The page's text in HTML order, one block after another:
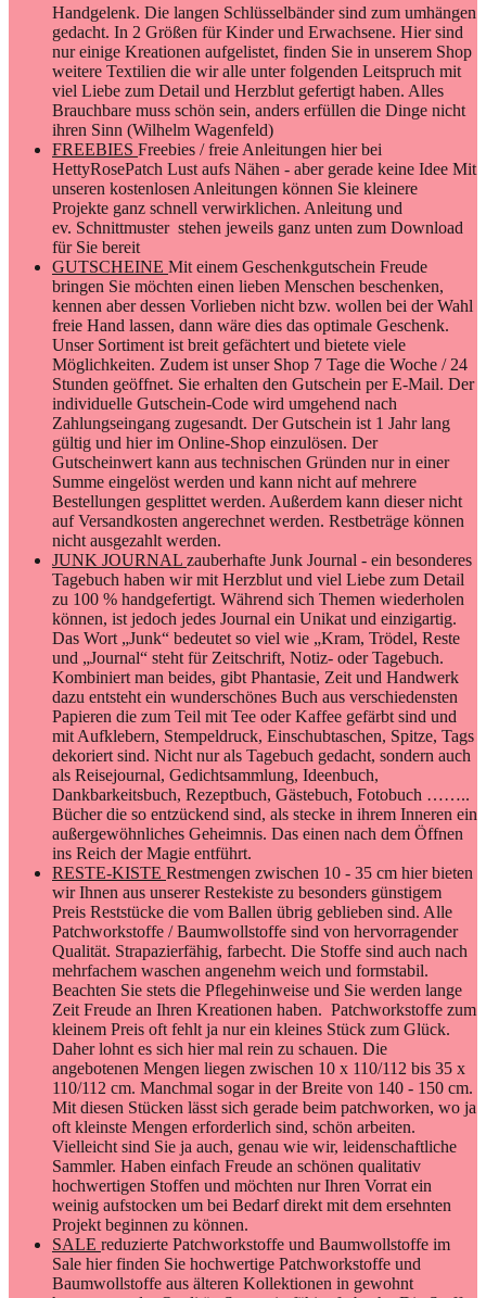
Handgelenk. Die langen Schlüsselbänder sind zum umhängen
gedacht. In 2 Größen für Kinder und Erwachsene. Hier sind
nur einige Kreationen aufgelistet, finden Sie in unserem Shop
weitere Textilien die wir alle unter folgenden Leitspruch mit
viel Liebe zum Detail und Herzblut gefertigt haben. Alles
Brauchbare muss schön sein, anders erfüllen die Dinge nicht
ihren Sinn (Wilhelm Wagenfeld)
FREEBIES Freebies / freie Anleitungen hier bei
HettyRosePatch Lust aufs Nähen - aber gerade keine Idee Mit
unseren kostenlosen Anleitungen können Sie kleinere
Projekte ganz schnell verwirklichen. Anleitung und
ev. Schnittmuster stehen jeweils ganz unten zum Download
für Sie bereit
GUTSCHEINE Mit einem Geschenkgutschein Freude
bringen Sie möchten einen lieben Menschen beschenken,
kennen aber dessen Vorlieben nicht bzw. wollen bei der Wahl
freie Hand lassen, dann wäre dies das optimale Geschenk.
Unser Sortiment ist breit gefächtert und bietete viele
Möglichkeiten. Zudem ist unser Shop 7 Tage die Woche / 24
Stunden geöffnet. Sie erhalten den Gutschein per E-Mail. Der
individuelle Gutschein-Code wird umgehend nach
Zahlungseingang zugesandt. Der Gutschein ist 1 Jahr lang
gültig und hier im Online-Shop einzulösen. Der
Gutscheinwert kann aus technischen Gründen nur in einer
Summe eingelöst werden und kann nicht auf mehrere
Bestellungen gesplittet werden. Außerdem kann dieser nicht
auf Versandkosten angerechnet werden. Restbeträge können
nicht ausgezahlt werden.
JUNK JOURNAL zauberhafte Junk Journal - ein besonderes
Tagebuch haben wir mit Herzblut und viel Liebe zum Detail
zu 100 % handgefertigt. Während sich Themen wiederholen
können, ist jedoch jedes Journal ein Unikat und einzigartig.
Das Wort „Junk“ bedeutet so viel wie „Kram, Trödel, Reste
und „Journal“ steht für Zeitschrift, Notiz- oder Tagebuch.
Kombiniert man beides, gibt Phantasie, Zeit und Handwerk
dazu entsteht ein wunderschönes Buch aus verschiedensten
Papieren die zum Teil mit Tee oder Kaffee gefärbt sind und
mit Aufklebern, Stempeldruck, Einschubtaschen, Spitze, Tags
dekoriert sind. Nicht nur als Tagebuch gedacht, sondern auch
als Reisejournal, Gedichtsammlung, Ideenbuch,
Dankbarkeitsbuch, Rezeptbuch, Gästebuch, Fotobuch ……..
Bücher die so entzückend sind, als stecke in ihrem Inneren ein
außergewöhnliches Geheimnis. Das einen nach dem Öffnen
ins Reich der Magie entführt.
RESTE-KISTE Restmengen zwischen 10 - 35 cm hier bieten
wir Ihnen aus unserer Restekiste zu besonders günstigem
Preis Reststücke die vom Ballen übrig geblieben sind. Alle
Patchworkstoffe / Baumwollstoffe sind von hervorragender
Qualität. Strapazierfähig, farbecht. Die Stoffe sind auch nach
mehrfachem waschen angenehm weich und formstabil.
Beachten Sie stets die Pflegehinweise und Sie werden lange
Zeit Freude an Ihren Kreationen haben. Patchworkstoffe zum
kleinem Preis oft fehlt ja nur ein kleines Stück zum Glück.
Daher lohnt es sich hier mal rein zu schauen. Die
angebotenen Mengen liegen zwischen 10 x 110/112 bis 35 x
110/112 cm. Manchmal sogar in der Breite von 140 - 150 cm.
Mit diesen Stücken lässt sich gerade beim patchworken, wo ja
oft kleinste Mengen erforderlich sind, schön arbeiten.
Vielleicht sind Sie ja auch, genau wie wir, leidenschaftliche
Sammler. Haben einfach Freude an schönen qualitativ
hochwertigen Stoffen und möchten nur Ihren Vorrat ein
weinig aufstocken um bei Bedarf direkt mit dem ersehnten
Projekt beginnen zu können.
SALE reduzierte Patchworkstoffe und Baumwollstoffe im
Sale hier finden Sie hochwertige Patchworkstoffe und
Baumwollstoffe aus älteren Kollektionen in gewohnt